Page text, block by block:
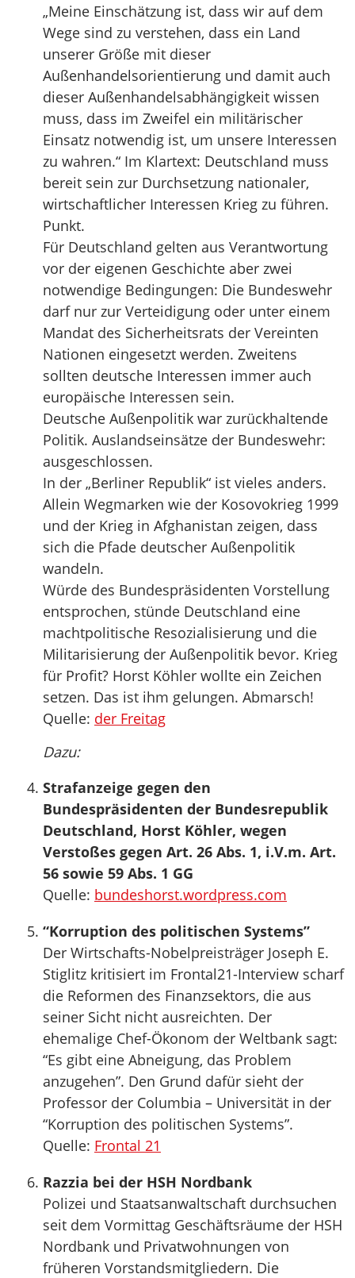
„Meine Einschätzung ist, dass wir auf dem
Wege sind zu verstehen, dass ein Land
unserer Größe mit dieser
Außenhandelsorientierung und damit auch
dieser Außenhandelsabhängigkeit wissen
muss, dass im Zweifel ein militärischer
Einsatz notwendig ist, um unsere Interessen
zu wahren.“ Im Klartext: Deutschland muss
bereit sein zur Durchsetzung nationaler,
wirtschaftlicher Interessen Krieg zu führen.
Punkt.
Für Deutschland gelten aus Verantwortung
vor der eigenen Geschichte aber zwei
notwendige Bedingungen: Die Bundeswehr
darf nur zur Verteidigung oder unter einem
Mandat des Sicherheitsrats der Vereinten
Nationen eingesetzt werden. Zweitens
sollten deutsche Interessen immer auch
europäische Interessen sein.
Deutsche Außenpolitik war zurückhaltende
Politik. Auslandseinsätze der Bundeswehr:
ausgeschlossen.
In der „Berliner Republik“ ist vieles anders.
Allein Wegmarken wie der Kosovokrieg 1999
und der Krieg in Afghanistan zeigen, dass
sich die Pfade deutscher Außenpolitik
wandeln.
Würde des Bundespräsidenten Vorstellung
entsprochen, stünde Deutschland eine
machtpolitische Resozialisierung und die
Militarisierung der Außenpolitik bevor. Krieg
für Profit? Horst Köhler wollte ein Zeichen
setzen. Das ist ihm gelungen. Abmarsch!
Quelle: der Freitag
Dazu:
Strafanzeige gegen den
Bundespräsidenten der Bundesrepublik
Deutschland, Horst Köhler, wegen
Verstoßes gegen Art. 26 Abs. 1, i.V.m. Art.
56 sowie 59 Abs. 1 GG
Quelle: bundeshorst.wordpress.com
“Korruption des politischen Systems”
Der Wirtschafts-Nobelpreisträger Joseph E.
Stiglitz kritisiert im Frontal21-Interview scharf
die Reformen des Finanzsektors, die aus
seiner Sicht nicht ausreichten. Der
ehemalige Chef-Ökonom der Weltbank sagt:
“Es gibt eine Abneigung, das Problem
anzugehen”. Den Grund dafür sieht der
Professor der Columbia – Universität in der
“Korruption des politischen Systems”.
Quelle: Frontal 21
Razzia bei der HSH Nordbank
Polizei und Staatsanwaltschaft durchsuchen
seit dem Vormittag Geschäftsräume der HSH
Nordbank und Privatwohnungen von
früheren Vorstandsmitgliedern. Die